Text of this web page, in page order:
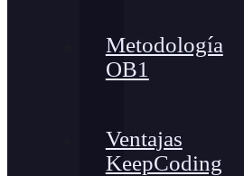
Metodología
OB1
Ventajas
KeepCoding